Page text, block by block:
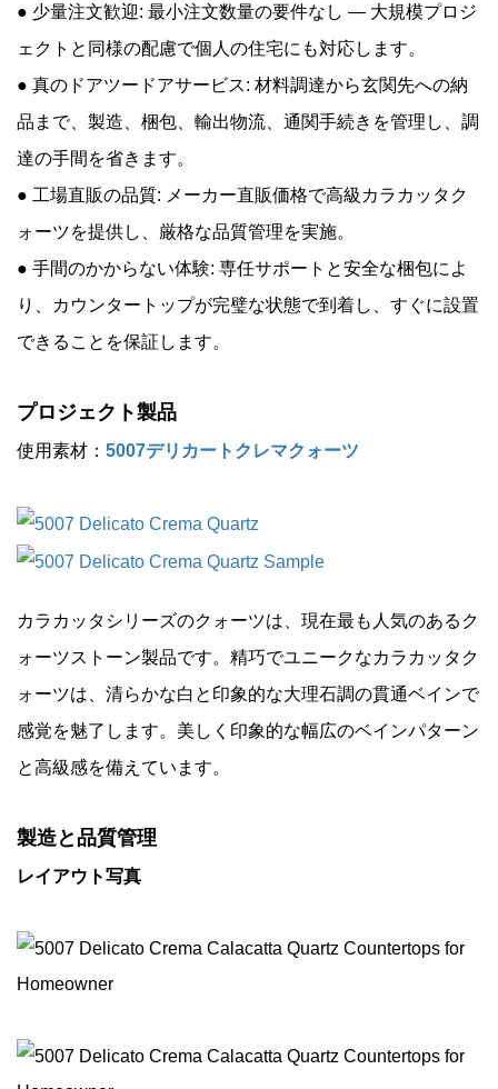
● 少量注文歓迎: 最小注文数量の要件なし — 大規模プロジ
ェクトと同様の配慮で個人の住宅にも対応します。
● 真のドアツードアサービス: 材料調達から玄関先への納
品まで、製造、梱包、輸出物流、通関手続きを管理し、調
達の手間を省きます。
● 工場直販の品質: メーカー直販価格で高級カラカッタク
ォーツを提供し、厳格な品質管理を実施。
● 手間のかからない体験: 専任サポートと安全な梱包によ
り、カウンタートップが完璧な状態で到着し、すぐに設置
できることを保証します。
プロジェクト製品
使用素材： 5007デリカートクレマクォーツ
カラカッタシリーズのクォーツは、現在最も人気のあるク
ォーツストーン製品です。精巧でユニークなカラカッタク
ォーツは、清らかな白と印象的な大理石調の貫通ベインで
感覚を魅了します。美しく印象的な幅広のベインパターン
と高級感を備えています。
製造と品質管理
レイアウト写真